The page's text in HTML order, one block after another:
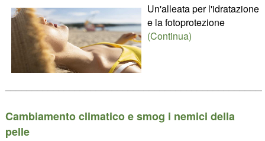
Un'alleata per l'idratazione
e la fotoprotezione
(Continua)
Cambiamento climatico e smog i nemici della
pelle